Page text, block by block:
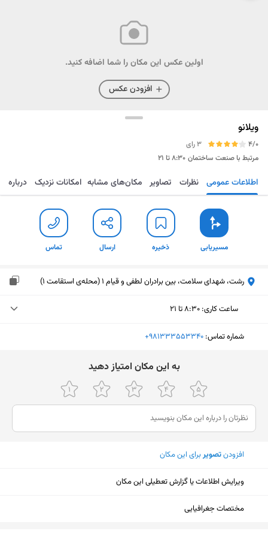
اولین عکس این مکان را شما اضافه کنید.
افزودن عکس
ویلانو
4/0
3 رای
مرتبط با صنعت ساختمان ۸:۳۰ تا ۲۱
مسیریابی ذخیره ارسال تماس اطلاعات عمومی نظرات تصاویر مکان‌های مشابه امکانات نزدیک درباره
مسیریابی ذخیره ارسال تماس
رشت، شهدای سلامت، بین برادران لطفی و قیام 1 (محله‌ی استقامت ۱)
ساعت کاری: ۸:۳۰ تا ۲۱
یکشنبه (امروز)
چهارشنبه
۸:۳۰ تا ۲۱
پنجشنبه
۸:۳۰ تا ۲۱
جمعه
شنبه
شماره تماس: ‎+981333553340
ﺑﻪ اﯾﻦ ﻣﮑﺎن اﻣﺘﯿﺎز دﻫﯿﺪ
افزودنتصویربرای این مکان
ویرایش اطلاعات یا گزارش تعطیلی این مکان
مختصات جغرافیایی